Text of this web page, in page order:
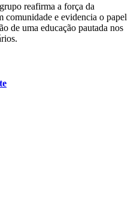
reafirma a força da
comunidade e evidencia o papel
de uma educação pautada nos